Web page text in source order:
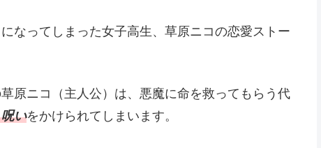
なってしまった女子高生、草原ニコの恋愛ストー
原ニコ（主人公）は、悪魔に命を救ってもらう代
いをかけられてしまいます。